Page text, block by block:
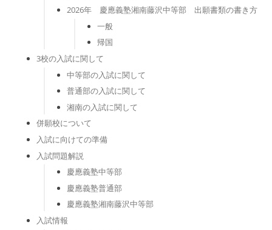
2026年 慶應義塾湘南藤沢中等部 出願書類の書き方
一般
帰国
3校の入試に関して
中等部の入試に関して
普通部の入試に関して
湘南の入試に関して
併願校について
入試に向けての準備
入試問題解説
慶應義塾中等部
慶應義塾普通部
慶應義塾湘南藤沢中等部
入試情報